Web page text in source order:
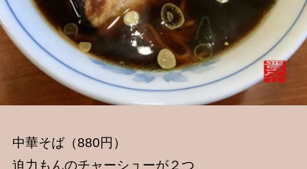
中華そば（880円）
迫力もんのチャーシューが２つ